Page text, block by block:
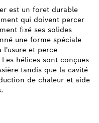
est un foret durable
qui doivent percer
fixé ses solides
une forme spéciale
l'usure et perce
hélices sont conçues
tandis que la cavité
de chaleur et aide